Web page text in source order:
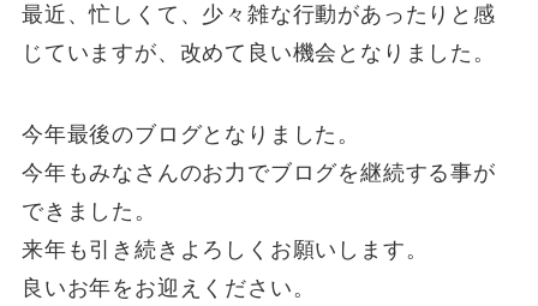
最近、忙しくて、少々雑な行動があったりと感
じていますが、改めて良い機会となりました。
今年最後のブログとなりました。
今年もみなさんのお力でブログを継続する事が
できました。
来年も引き続きよろしくお願いします。
良いお年をお迎えください。